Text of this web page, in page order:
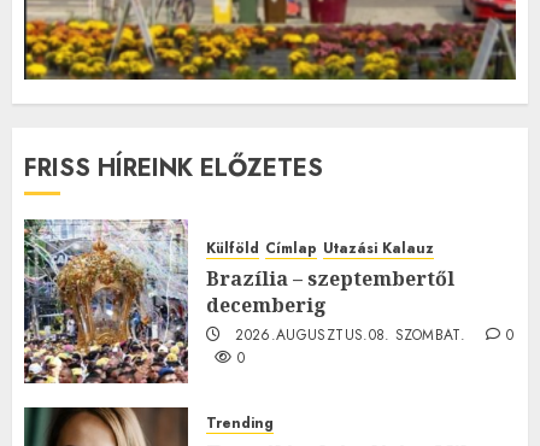
FRISS HÍREINK ELŐZETES
Külföld Címlap Utazási Kalauz
Brazília – szeptembertől
decemberig
2026.AUGUSZTUS.08. SZOMBAT.
0
0
Trending